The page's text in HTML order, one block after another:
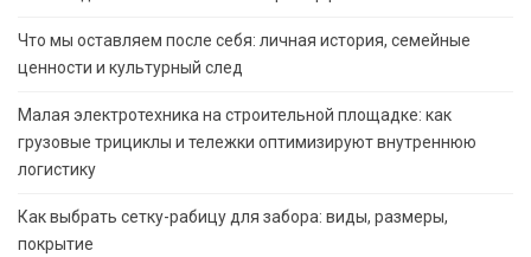
Что мы оставляем после себя: личная история, семейные
ценности и культурный след
Малая электротехника на строительной площадке: как
грузовые трициклы и тележки оптимизируют внутреннюю
логистику
Как выбрать сетку-рабицу для забора: виды, размеры,
покрытие